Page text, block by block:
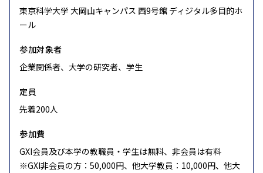
東京科学大学 大岡山キャンパス 西9号館 ディジタル多目的ホ
ール
参加対象者
企業関係者、大学の研究者、学生
定員
先着200人
参加費
GXI会員及び本学の教職員・学生は無料、非会員は有料
※GXI非会員の方：50,000円、他大学教員：10,000円、他大